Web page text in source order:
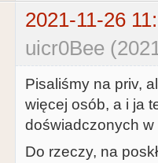
2021-11-26
uicr0Bee
Pisaliśmy na priv,
więcej osób, a i ja
doświadczonych
Do rzeczy, na